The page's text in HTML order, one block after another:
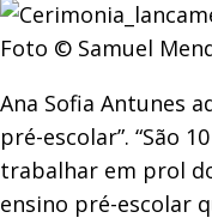
Foto © Samuel
Ana Sofia Antunes
pré-escolar”. “São
trabalhar em prol
ensino pré-escolar